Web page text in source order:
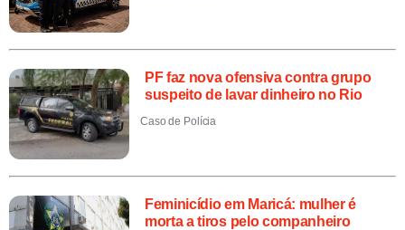
PF faz nova ofensiva contra grupo
suspeito de lavar dinheiro no Rio
Caso de Polícia
Feminicídio em Maricá: mulher é
morta a tiros pelo companheiro